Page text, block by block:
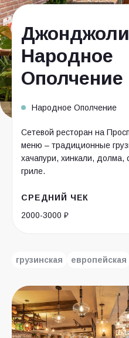
Джонджоли
Народное
Ополчение
Народное Ополчение
Сетевой ресторан на
меню – традиционные
хачапури, хинкали,
гриле.
СРЕДНИЙ ЧЕК
2000-3000 ₽
грузинская европейская